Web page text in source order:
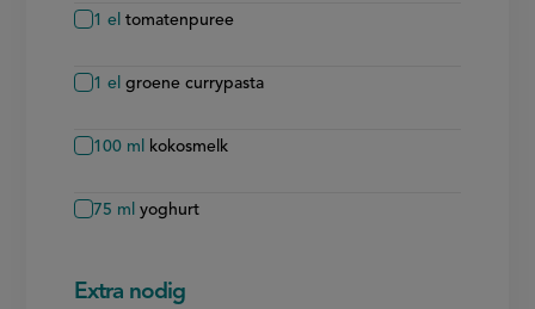
1 el tomatenpuree
1 el groene currypasta
100 ml kokosmelk
75 ml yoghurt
Extra nodig